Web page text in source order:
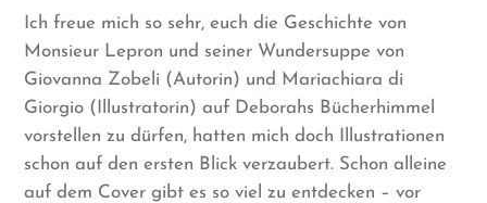
Ich freue mich so sehr, euch die Geschichte von
Monsieur Lepron und seiner Wundersuppe von
Giovanna Zobeli (Autorin) und Mariachiara di
Giorgio (Illustratorin) auf Deborahs Bücherhimmel
vorstellen zu dürfen, hatten mich doch Illustrationen
schon auf den ersten Blick verzaubert. Schon alleine
auf dem Cover gibt es so viel zu entdecken – vor